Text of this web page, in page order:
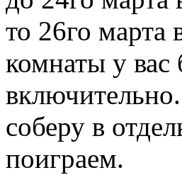
то 26го марта
комнаты у вас
соберу в
поиграем.